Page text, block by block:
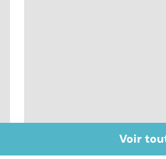
Le sperme : son
Voir